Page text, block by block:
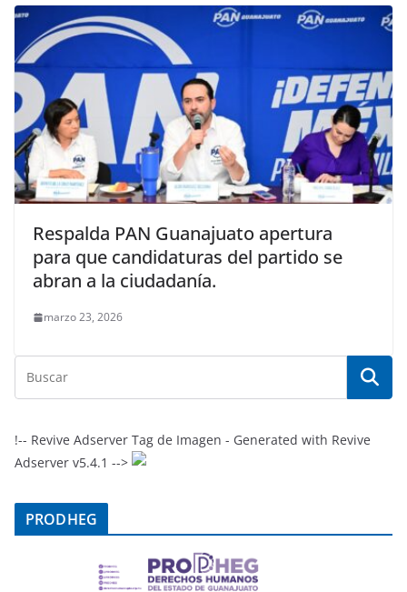
Respalda PAN Guanajuato apertura
para que candidaturas del partido se
abran a la ciudadanía.
marzo 23, 2026
!-- Revive Adserver Tag de Imagen - Generated with Revive
Adserver v5.4.1 -->
PRODHEG